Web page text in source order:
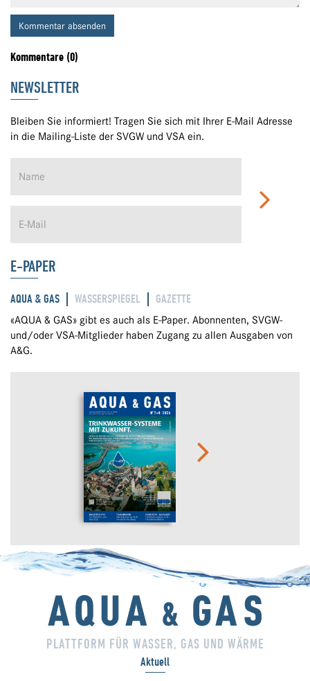
Kommentar absenden
Kommentare (0)
NEWSLETTER
Bleiben Sie informiert! Tragen Sie sich mit Ihrer E-Mail Adresse
in die Mailing-Liste der SVGW und VSA ein.
E-PAPER
AQUA & GAS WASSERSPIEGEL GAZETTE
«AQUA & GAS» gibt es auch als E-Paper. Abonnenten, SVGW-
und/oder VSA-Mitglieder haben Zugang zu allen Ausgaben von
A&G.
PLATTFORM FÜR WASSER, GAS UND WÄRME
Aktuell